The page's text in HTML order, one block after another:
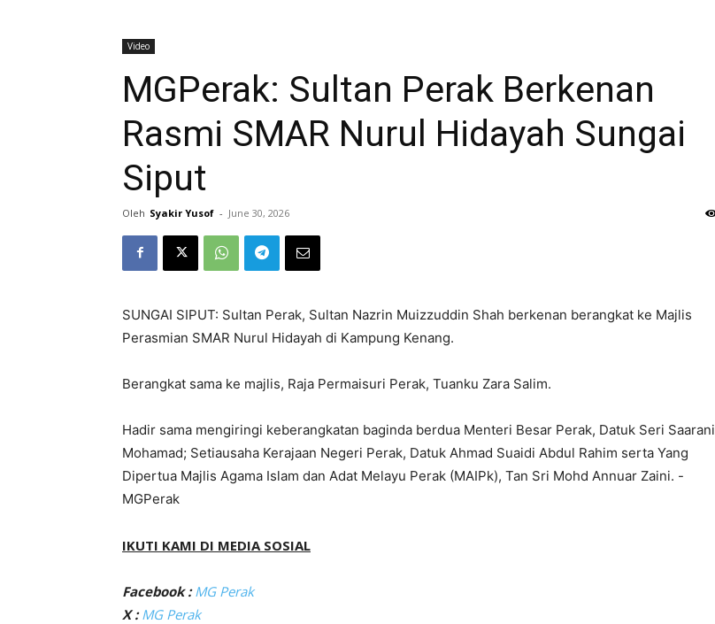
Video
MGPerak: Sultan Perak Berkenan
Rasmi SMAR Nurul Hidayah Sungai
Siput
Oleh Syakir Yusof - June 30, 2026
SUNGAI SIPUT: Sultan Perak, Sultan Nazrin Muizzuddin Shah berkenan berangkat ke Majlis
Perasmian SMAR Nurul Hidayah di Kampung Kenang.
Berangkat sama ke majlis, Raja Permaisuri Perak, Tuanku Zara Salim.
Hadir sama mengiringi keberangkatan baginda berdua Menteri Besar Perak, Datuk Seri Saarani
Mohamad; Setiausaha Kerajaan Negeri Perak, Datuk Ahmad Suaidi Abdul Rahim serta Yang
Dipertua Majlis Agama Islam dan Adat Melayu Perak (MAIPk), Tan Sri Mohd Annuar Zaini. -
MGPerak
IKUTI KAMI DI MEDIA SOSIAL
Facebook : MG Perak
X : MG Perak